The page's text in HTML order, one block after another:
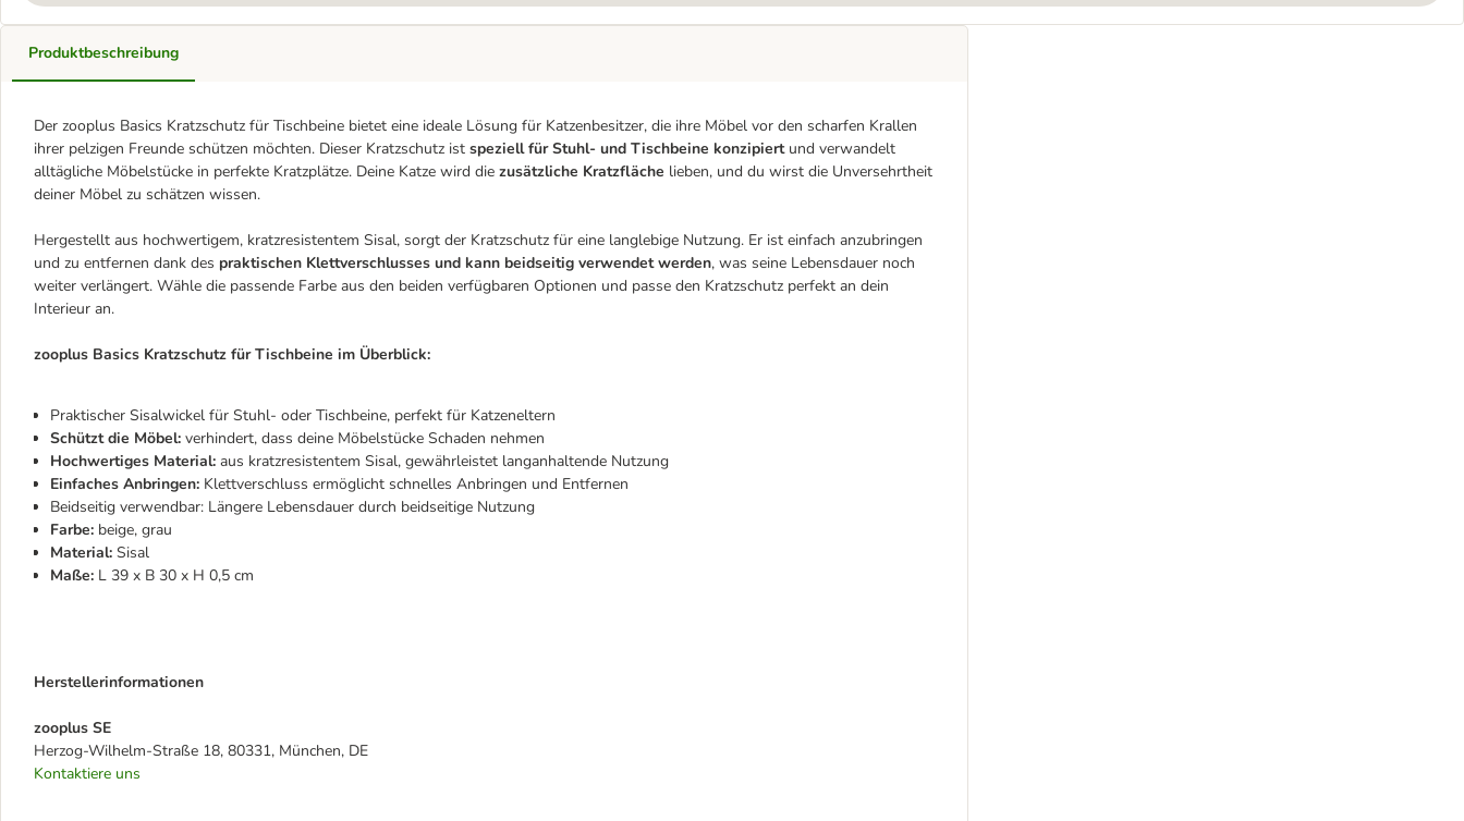
Produktbeschreibung
Der zooplus Basics Kratzschutz für Tischbeine bietet eine ideale Lösung für Katzenbesitzer, die ihre Möbel vor den scharfen Krallen
ihrer pelzigen Freunde schützen möchten. Dieser Kratzschutz ist speziell für Stuhl- und Tischbeine konzipiert und verwandelt
alltägliche Möbelstücke in perfekte Kratzplätze. Deine Katze wird die zusätzliche Kratzfläche lieben, und du wirst die Unversehrtheit
deiner Möbel zu schätzen wissen.
Hergestellt aus hochwertigem, kratzresistentem Sisal, sorgt der Kratzschutz für eine langlebige Nutzung. Er ist einfach anzubringen
und zu entfernen dank des praktischen Klettverschlusses und kann beidseitig verwendet werden, was seine Lebensdauer noch
weiter verlängert. Wähle die passende Farbe aus den beiden verfügbaren Optionen und passe den Kratzschutz perfekt an dein
Interieur an.
zooplus Basics Kratzschutz für Tischbeine im Überblick:
Praktischer Sisalwickel für Stuhl- oder Tischbeine, perfekt für Katzeneltern
Schützt die Möbel: verhindert, dass deine Möbelstücke Schaden nehmen
Hochwertiges Material: aus kratzresistentem Sisal, gewährleistet langanhaltende Nutzung
Einfaches Anbringen: Klettverschluss ermöglicht schnelles Anbringen und Entfernen
Beidseitig verwendbar: Längere Lebensdauer durch beidseitige Nutzung
Farbe: beige, grau
Material: Sisal
Maße: L 39 x B 30 x H 0,5 cm
Herstellerinformationen
zooplus SE
Herzog-Wilhelm-Straße 18, 80331, München, DE
Kontaktiere uns